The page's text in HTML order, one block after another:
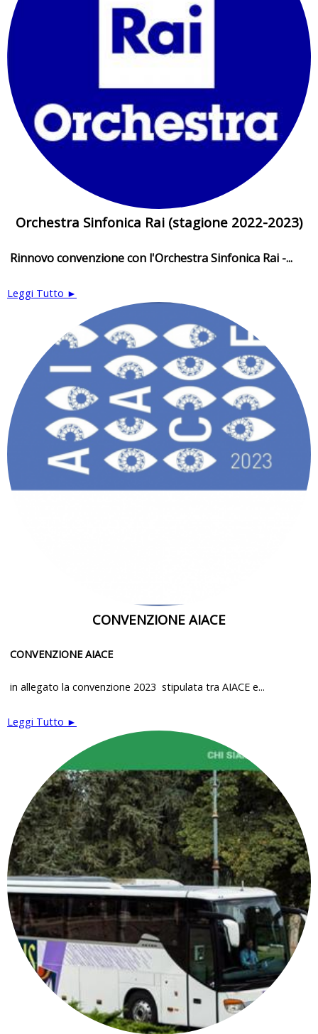
Orchestra Sinfonica Rai (stagione 2022-2023)
Rinnovo convenzione con l'Orchestra Sinfonica Rai -...
Leggi Tutto ►
CONVENZIONE AIACE
CONVENZIONE AIACE
in allegato la convenzione 2023 stipulata tra AIACE e...
Leggi Tutto ►